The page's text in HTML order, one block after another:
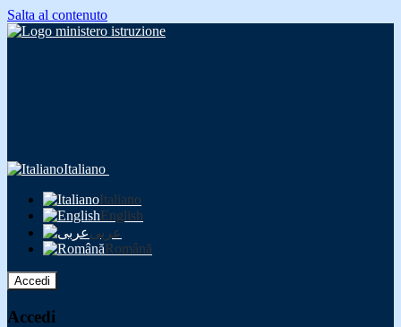
Salta al contenuto
Italiano
Italiano
English
عربى
Română
Accedi
Accedi